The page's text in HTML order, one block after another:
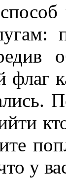
флаг
у